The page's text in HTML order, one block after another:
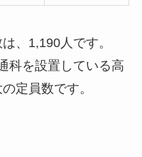
、1,190人です。
科を設置している高
定員数です。